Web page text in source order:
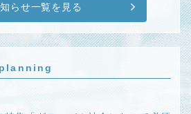
らせ一覧を見る
planning